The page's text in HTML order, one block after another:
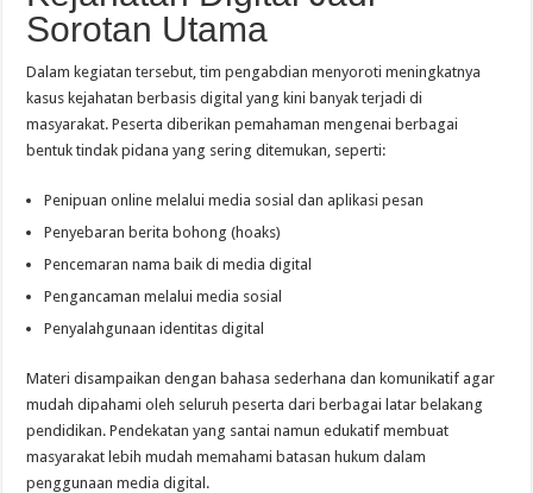
Sorotan Utama
Dalam kegiatan tersebut, tim pengabdian menyoroti meningkatnya
kasus kejahatan berbasis digital yang kini banyak terjadi di
masyarakat. Peserta diberikan pemahaman mengenai berbagai
bentuk tindak pidana yang sering ditemukan, seperti:
Penipuan online melalui media sosial dan aplikasi pesan
Penyebaran berita bohong (hoaks)
Pencemaran nama baik di media digital
Pengancaman melalui media sosial
Penyalahgunaan identitas digital
Materi disampaikan dengan bahasa sederhana dan komunikatif agar
mudah dipahami oleh seluruh peserta dari berbagai latar belakang
pendidikan. Pendekatan yang santai namun edukatif membuat
masyarakat lebih mudah memahami batasan hukum dalam
penggunaan media digital.